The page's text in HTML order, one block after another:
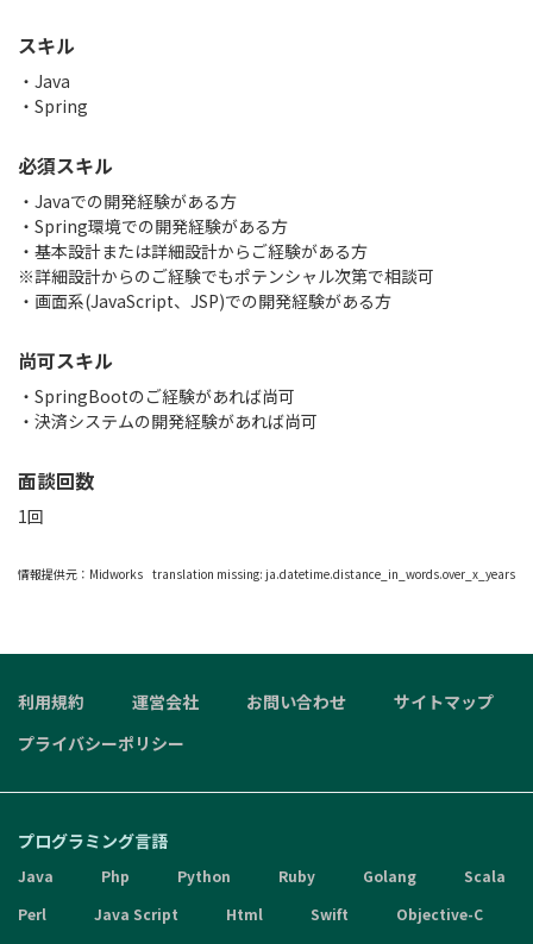
スキル
Java
Spring
必須スキル
・Javaでの開発経験がある方
・Spring環境での開発経験がある方
・基本設計または詳細設計からご経験がある方
※詳細設計からのご経験でもポテンシャル次第で相談可
・画面系(JavaScript、JSP)での開発経験がある方
尚可スキル
・SpringBootのご経験があれば尚可
・決済システムの開発経験があれば尚可
面談回数
1回
情報提供元： Midworks translation missing: ja.datetime.distance_in_words.over_x_years
利用規約 運営会社 お問い合わせ
サイトマップ
プライバシーポリシー
プログラミング言語
Java Php Python Ruby Golang
Scala
Perl
Java Script Html Swift
Objective-C